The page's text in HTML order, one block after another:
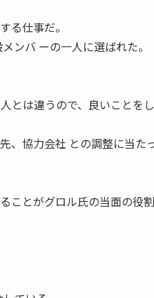
る仕事だ。
ンバ ーの一人に選ばれた。
とは違うので、良いことを
、協力会社 との調整に当た
とがグロル氏の当面の役割